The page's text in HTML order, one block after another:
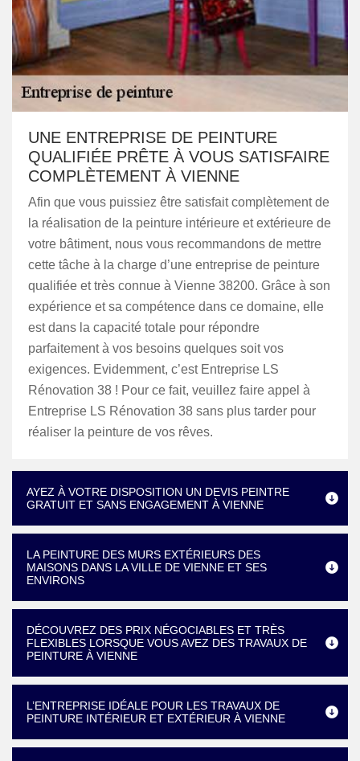
UNE ENTREPRISE DE PEINTURE
QUALIFIÉE PRÊTE À VOUS SATISFAIRE
COMPLÈTEMENT À VIENNE
Afin que vous puissiez être satisfait complètement de
la réalisation de la peinture intérieure et extérieure de
votre bâtiment, nous vous recommandons de mettre
cette tâche à la charge d’une entreprise de peinture
qualifiée et très connue à Vienne 38200. Grâce à son
expérience et sa compétence dans ce domaine, elle
est dans la capacité totale pour répondre
parfaitement à vos besoins quelques soit vos
exigences. Evidemment, c’est Entreprise LS
Rénovation 38 ! Pour ce fait, veuillez faire appel à
Entreprise LS Rénovation 38 sans plus tarder pour
réaliser la peinture de vos rêves.
AYEZ À VOTRE DISPOSITION UN DEVIS PEINTRE
GRATUIT ET SANS ENGAGEMENT À VIENNE
LA PEINTURE DES MURS EXTÉRIEURS DES
MAISONS DANS LA VILLE DE VIENNE ET SES
ENVIRONS
DÉCOUVREZ DES PRIX NÉGOCIABLES ET TRÈS
FLEXIBLES LORSQUE VOUS AVEZ DES TRAVAUX DE
PEINTURE À VIENNE
L’ENTREPRISE IDÉALE POUR LES TRAVAUX DE
PEINTURE INTÉRIEUR ET EXTÉRIEUR À VIENNE